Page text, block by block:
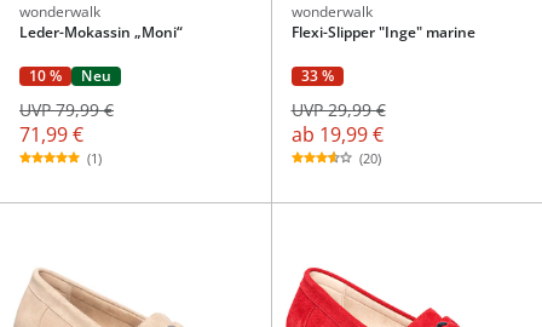
wonderwalk
Leder-Mokassin „Moni“
10 % Neu
71,99 €
UVP 79,99 €
(1)
wonderwalk
Flexi-Slipper "Inge" marine
33 %
ab 19,99 €
UVP 29,99 €
(20)